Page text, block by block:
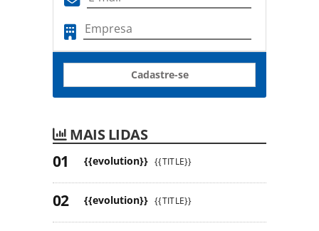
Cadastre-se
MAIS LIDAS
{{evolution}} {{TITLE}}
{{evolution}} {{TITLE}}